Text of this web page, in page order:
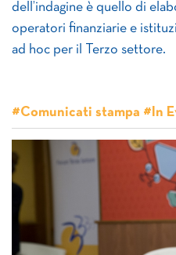
dell’indagine è quello di
operatori finanziarie e
ad hoc per il Terzo settore.
#Comunicati stampa #In